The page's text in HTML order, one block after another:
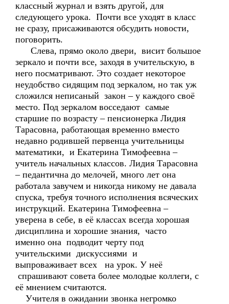
классный журнал и взять другой, для
следующего урока. Почти все уходят в класс
не сразу, присаживаются обсудить новости,
поговорить.
Слева, прямо около двери, висит большое
зеркало и почти все, заходя в учительскую, в
него посматривают. Это создает некоторое
неудобство сидящим под зеркалом, но так уж
сложился неписаный закон – у каждого своё
место. Под зеркалом восседают самые
старшие по возрасту – пенсионерка Лидия
Тарасовна, работающая временно вместо
недавно родившей первенца учительницы
математики, и Екатерина Тимофеевна –
учитель начальных классов. Лидия Тарасовна
– педантична до мелочей, много лет она
работала завучем и никогда никому не давала
спуска, требуя точного исполнения всяческих
инструкций. Екатерина Тимофеевна –
уверена в себе, в её классах всегда хорошая
дисциплина и хорошие знания, часто
именно она подводит черту под
учительскими дискуссиями и
выпроваживает всех на урок. У неё
спрашивают совета более молодые коллеги, с
её мнением считаются.
Учителя в ожидании звонка негромко